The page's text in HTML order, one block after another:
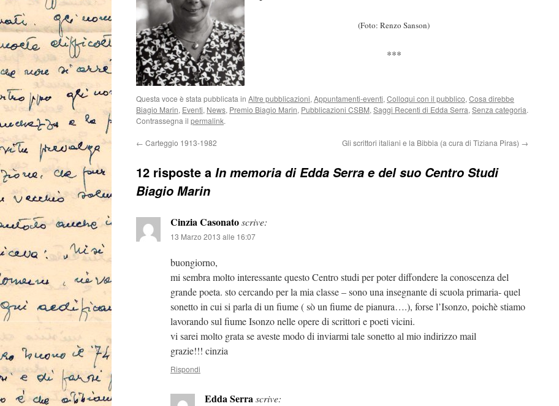
(Foto: Renzo Sanson)
***
Questa voce è stata pubblicata in Altre pubblicazioni, Appuntamenti-eventi, Colloqui con il pubblico, Cosa direbbe
Biagio Marin, Eventi, News, Premio Biagio Marin, Pubblicazioni CSBM, Saggi Recenti di Edda Serra, Senza categoria.
Contrassegna il permalink.
← Carteggio 1913-1982 Gli scrittori italiani e la Bibbia (a cura di Tiziana Piras) →
12 risposte a In memoria di Edda Serra e del suo Centro Studi
Biagio Marin
Cinzia Casonatoscrive:
13 Marzo 2013 alle 16:07
buongiorno,
mi sembra molto interessante questo Centro studi per poter diffondere la conoscenza del
grande poeta. sto cercando per la mia classe – sono una insegnante di scuola primaria- quel
sonetto in cui si parla di un fiume ( sò un fiume de pianura….), forse l’Isonzo, poichè stiamo
lavorando sul fiume Isonzo nelle opere di scrittori e poeti vicini.
vi sarei molto grata se aveste modo di inviarmi tale sonetto al mio indirizzo mail
grazie!!! cinzia
Rispondi
Edda Serrascrive: